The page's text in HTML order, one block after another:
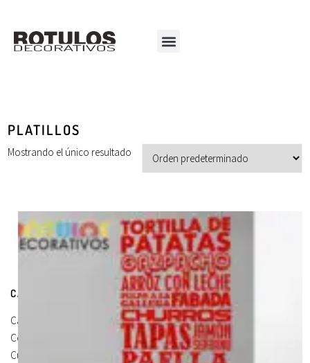
PLATILLOS
Mostrando el único resultado
CATEGORÍAS DE PRODUCTOS
Carteles Para Puertas
Cocina
Cuadros en Vinilos